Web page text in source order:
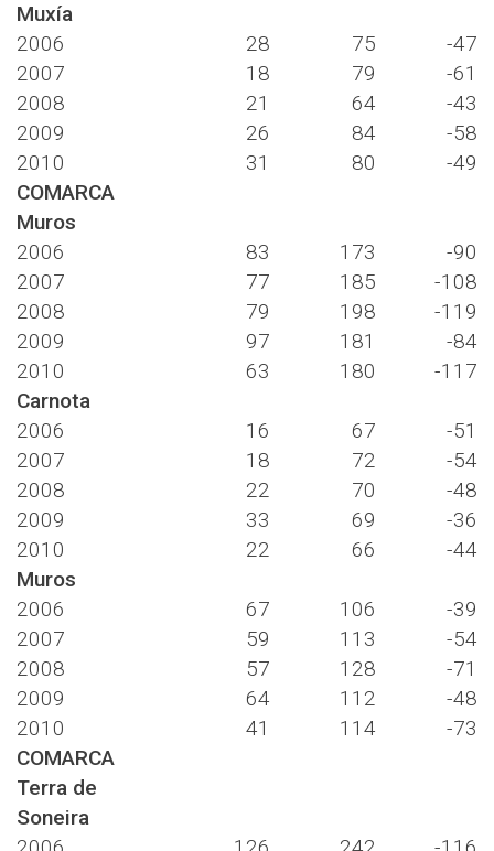
Muxía
2006
28 75
-47
2007
18 79
-61
2008
21 64
-43
2009
26 84
-58
2010
31 80
-49
COMARCA
Muros
2006
83 173
-90
2007
77 185
-108
2008
79 198
-119
2009
97 181
-84
2010
63 180
-117
Carnota
2006
16 67
-51
2007
18 72
-54
2008
22 70
-48
2009
33 69
-36
2010
22 66
-44
Muros
2006
67 106
-39
2007
59 113
-54
2008
57 128
-71
2009
64 112
-48
2010
41 114
-73
COMARCA
Terra de
Soneira